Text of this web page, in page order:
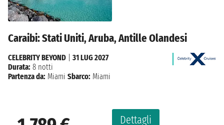
Caraibi: Stati Uniti, Aruba, Antille Olandesi
Dettagli
CELEBRITY BEYOND
31 LUG 2027
Durata: 8 notti
Partenza da: Miami Sbarco: Miami